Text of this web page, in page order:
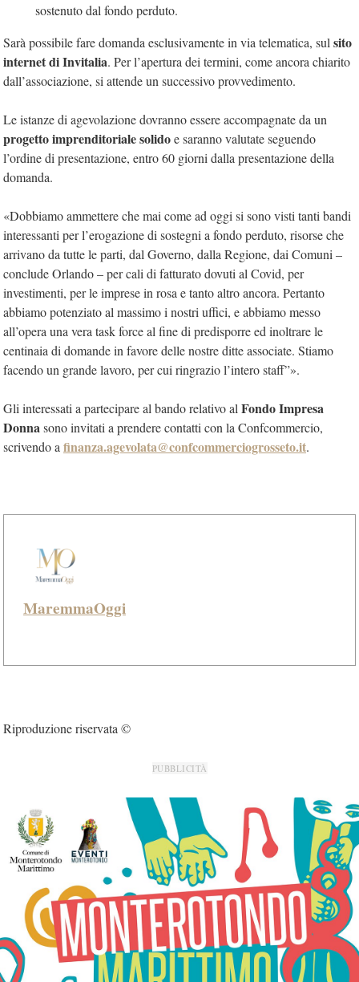
sostenuto dal fondo perduto.
Sarà possibile fare domanda esclusivamente in via telematica, sul sito
internet di Invitalia. Per l’apertura dei termini, come ancora chiarito
dall’associazione, si attende un successivo provvedimento.
Le istanze di agevolazione dovranno essere accompagnate da un
progetto imprenditoriale solidoe saranno valutate seguendo
l’ordine di presentazione, entro 60 giorni dalla presentazione della
domanda.
«Dobbiamo ammettere che mai come ad oggi si sono visti tanti bandi
interessanti per l’erogazione di sostegni a fondo perduto, risorse che
arrivano da tutte le parti, dal Governo, dalla Regione, dai Comuni –
conclude Orlando – per cali di fatturato dovuti al Covid, per
investimenti, per le imprese in rosa e tanto altro ancora. Pertanto
abbiamo potenziato al massimo i nostri uffici, e abbiamo messo
all’opera una vera task force al fine di predisporre ed inoltrare le
centinaia di domande in favore delle nostre ditte associate. Stiamo
facendo un grande lavoro, per cui ringrazio l’intero staff”».
Gli interessati a partecipare al bando relativo al Fondo Impresa
Donnasono invitati a prendere contatti con la Confcommercio,
scrivendo a finanza.agevolata@confcommerciogrosseto.it.
MaremmaOggi
Riproduzione riservata ©
PUBBLICITÀ